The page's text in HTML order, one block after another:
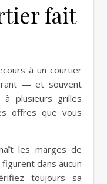
fait
à un courtier
— et souvent
plusieurs grilles
offres que vous
les marges de
dans aucun
toujours sa